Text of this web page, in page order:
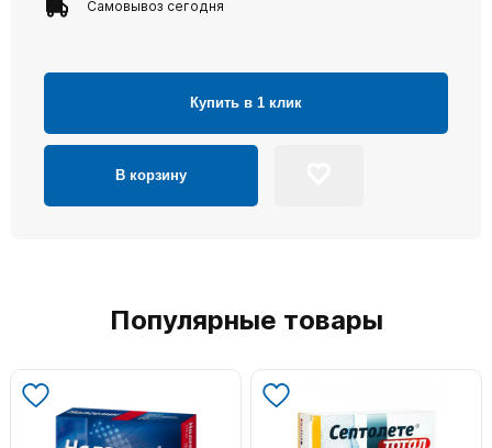
Самовывоз сегодня
Купить в 1 клик
В корзину
Популярные товары